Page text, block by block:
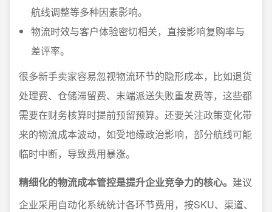
航线调整等多种因素影响。
物流时效与客户体验密切相关，直接影响复购率与
差评率。
很多新手卖家容易忽视物流环节的隐形成本，比如退货
处理费、仓储滞留费、末端派送失败重发费等，这些都
需要在财务核算时提前预留预算。还要关注政策变化带
来的物流成本波动，如受地缘政治影响，部分航线可能
临时中断，导致费用暴涨。
精细化的物流成本管控是提升企业竞争力的核心。 建议
企业采用自动化系统统计各环节费用，按SKU、渠道、